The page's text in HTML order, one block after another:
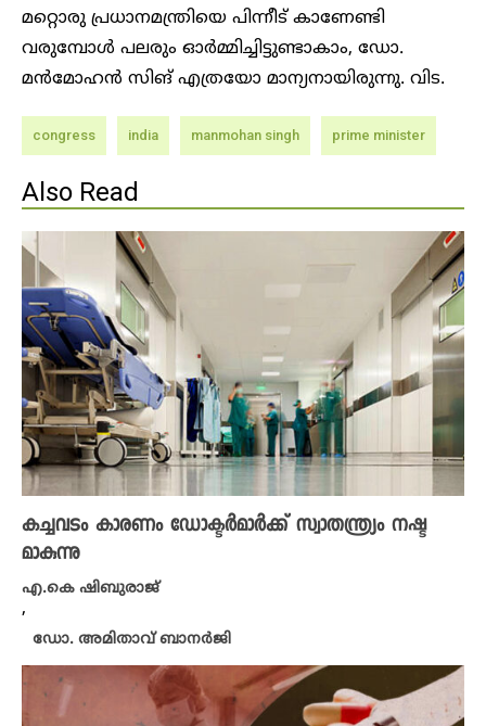
മറ്റൊരു പ്രധാനമന്ത്രിയെ പിന്നീട് കാണേണ്ടി
വരുമ്പോൾ പലരും ഓർമ്മിച്ചിട്ടുണ്ടാകാം, ഡോ.
മൻമോഹൻ സിങ് എത്രയോ മാന്യനായിരുന്നു. വിട.
congress india manmohan singh prime minister
Also Read
കച്ചവടം കാരണം ഡോക്ടർമാർക്ക് സ്വാതന്ത്ര്യം നഷ്ട
മാകുന്നു
എ.കെ ഷിബുരാജ്
,
ഡോ. അമിതാവ് ബാനർജി